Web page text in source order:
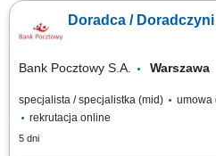
bankowe, faktoring i inne rozwiązania
multidoradcy poprzez poszerzanie
Doradca /
Bank Pocztowy S.A.
specjalista / specjalistka (mid) umowa
rekrutacja online
5 dni